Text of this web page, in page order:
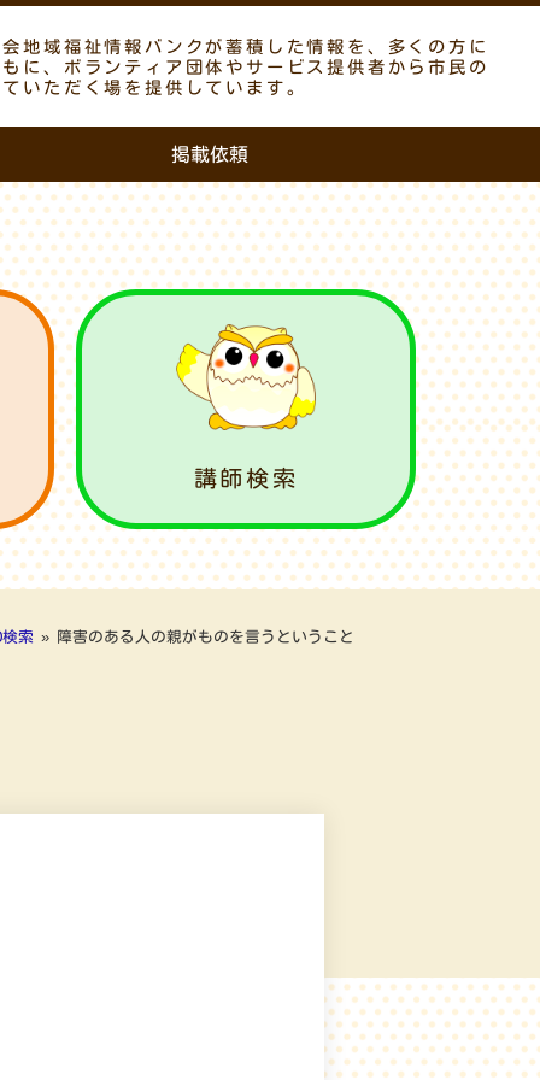
地域福祉情報バンクが蓄積した情報を、多くの方に
に、ボランティア団体やサービス提供者から市民の
いただく場を提供しています。
掲載依頼
講師検索
検索 » 障害のある人の親がものを言うということ